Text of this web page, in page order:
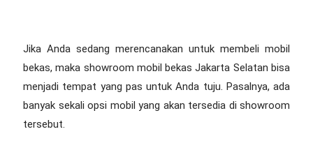
Jika Anda sedang merencanakan untuk membeli mobil
bekas, maka showroom mobil bekas Jakarta Selatanbisa
menjadi tempat yang pas untuk Anda tuju. Pasalnya, ada
banyak sekali opsi mobil yang akan tersedia di showroom
tersebut.